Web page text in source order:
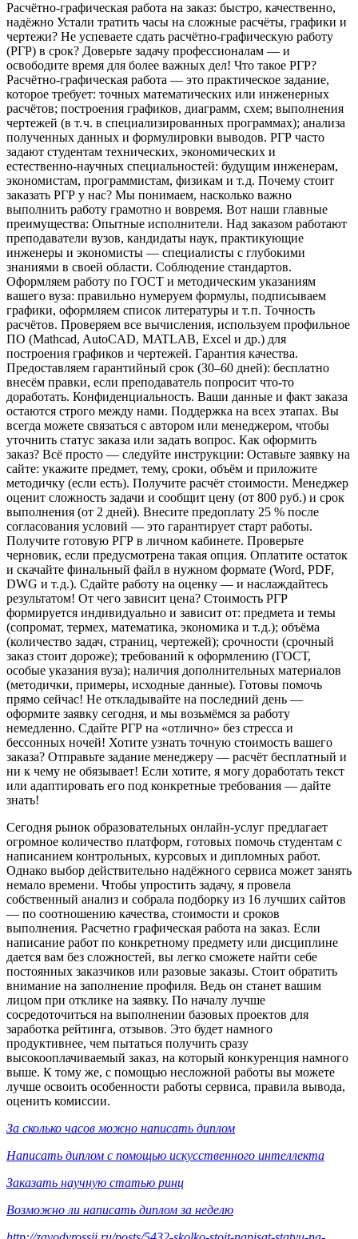
Расчётно‑графическая работа на заказ: быстро, качественно,
надёжно Устали тратить часы на сложные расчёты, графики и
чертежи? Не успеваете сдать расчётно‑графическую работу
(РГР) в срок? Доверьте задачу профессионалам — и
освободите время для более важных дел! Что такое РГР?
Расчётно‑графическая работа — это практическое задание,
которое требует: точных математических или инженерных
расчётов; построения графиков, диаграмм, схем; выполнения
чертежей (в т. ч. в специализированных программах); анализа
полученных данных и формулировки выводов. РГР часто
задают студентам технических, экономических и
естественно‑научных специальностей: будущим инженерам,
экономистам, программистам, физикам и т. д. Почему стоит
заказать РГР у нас? Мы понимаем, насколько важно
выполнить работу грамотно и вовремя. Вот наши главные
преимущества: Опытные исполнители. Над заказом работают
преподаватели вузов, кандидаты наук, практикующие
инженеры и экономисты — специалисты с глубокими
знаниями в своей области. Соблюдение стандартов.
Оформляем работу по ГОСТ и методическим указаниям
вашего вуза: правильно нумеруем формулы, подписываем
графики, оформляем список литературы и т. п. Точность
расчётов. Проверяем все вычисления, используем профильное
ПО (Mathcad, AutoCAD, MATLAB, Excel и др.) для
построения графиков и чертежей. Гарантия качества.
Предоставляем гарантийный срок (30–60 дней): бесплатно
внесём правки, если преподаватель попросит что‑то
доработать. Конфиденциальность. Ваши данные и факт заказа
остаются строго между нами. Поддержка на всех этапах. Вы
всегда можете связаться с автором или менеджером, чтобы
уточнить статус заказа или задать вопрос. Как оформить
заказ? Всё просто — следуйте инструкции: Оставьте заявку на
сайте: укажите предмет, тему, сроки, объём и приложите
методичку (если есть). Получите расчёт стоимости. Менеджер
оценит сложность задачи и сообщит цену (от 800 руб.) и срок
выполнения (от 2 дней). Внесите предоплату 25 % после
согласования условий — это гарантирует старт работы.
Получите готовую РГР в личном кабинете. Проверьте
черновик, если предусмотрена такая опция. Оплатите остаток
и скачайте финальный файл в нужном формате (Word, PDF,
DWG и т. д.). Сдайте работу на оценку — и наслаждайтесь
результатом! От чего зависит цена? Стоимость РГР
формируется индивидуально и зависит от: предмета и темы
(сопромат, термех, математика, экономика и т. д.); объёма
(количество задач, страниц, чертежей); срочности (срочный
заказ стоит дороже); требований к оформлению (ГОСТ,
особые указания вуза); наличия дополнительных материалов
(методички, примеры, исходные данные). Готовы помочь
прямо сейчас! Не откладывайте на последний день —
оформите заявку сегодня, и мы возьмёмся за работу
немедленно. Сдайте РГР на «отлично» без стресса и
бессонных ночей! Хотите узнать точную стоимость вашего
заказа? Отправьте задание менеджеру — расчёт бесплатный и
ни к чему не обязывает! Если хотите, я могу доработать текст
или адаптировать его под конкретные требования — дайте
знать!
Сегодня рынок образовательных онлайн-услуг предлагает
огромное количество платформ, готовых помочь студентам с
написанием контрольных, курсовых и дипломных работ.
Однако выбор действительно надёжного сервиса может занять
немало времени. Чтобы упростить задачу, я провела
собственный анализ и собрала подборку из 16 лучших сайтов
— по соотношению качества, стоимости и сроков
выполнения. Расчетно графическая работа на заказ. Если
написание работ по конкретному предмету или дисциплине
дается вам без сложностей, вы легко сможете найти себе
постоянных заказчиков или разовые заказы. Стоит обратить
внимание на заполнение профиля. Ведь он станет вашим
лицом при отклике на заявку. По началу лучше
сосредоточиться на выполнении базовых проектов для
заработка рейтинга, отзывов. Это будет намного
продуктивнее, чем пытаться получить сразу
высокооплачиваемый заказ, на который конкуренция намного
выше. К тому же, с помощью несложной работы вы можете
лучше освоить особенности работы сервиса, правила вывода,
оценить комиссии.
За сколько часов можно написать диплом
Написать диплом с помощью искусственного интеллекта
Заказать научную статью ринц
Возможно ли написать диплом за неделю